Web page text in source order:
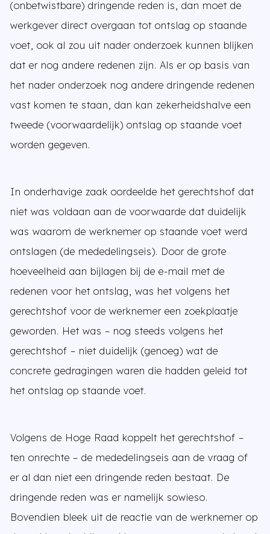
(onbetwistbare) dringende reden is, dan moet de
werkgever direct overgaan tot ontslag op staande
voet, ook al zou uit nader onderzoek kunnen blijken
dat er nog andere redenen zijn. Als er op basis van
het nader onderzoek nog andere dringende redenen
vast komen te staan, dan kan zekerheidshalve een
tweede (voorwaardelijk) ontslag op staande voet
worden gegeven.
In onderhavige zaak oordeelde het gerechtshof dat
niet was voldaan aan de voorwaarde dat duidelijk
was waarom de werknemer op staande voet werd
ontslagen (de mededelingseis). Door de grote
hoeveelheid aan bijlagen bij de e-mail met de
redenen voor het ontslag, was het volgens het
gerechtshof voor de werknemer een zoekplaatje
geworden. Het was – nog steeds volgens het
gerechtshof – niet duidelijk (genoeg) wat de
concrete gedragingen waren die hadden geleid tot
het ontslag op staande voet.
Volgens de Hoge Raad koppelt het gerechtshof –
ten onrechte – de mededelingseis aan de vraag of
er al dan niet een dringende reden bestaat. De
dringende reden was er namelijk sowieso.
Bovendien bleek uit de reactie van de werknemer op